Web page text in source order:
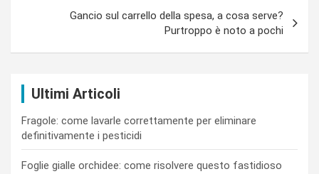
Gancio sul carrello della spesa, a cosa serve?
Purtroppo è noto a pochi
Ultimi Articoli
Fragole: come lavarle correttamente per eliminare
definitivamente i pesticidi
Foglie gialle orchidee: come risolvere questo fastidioso